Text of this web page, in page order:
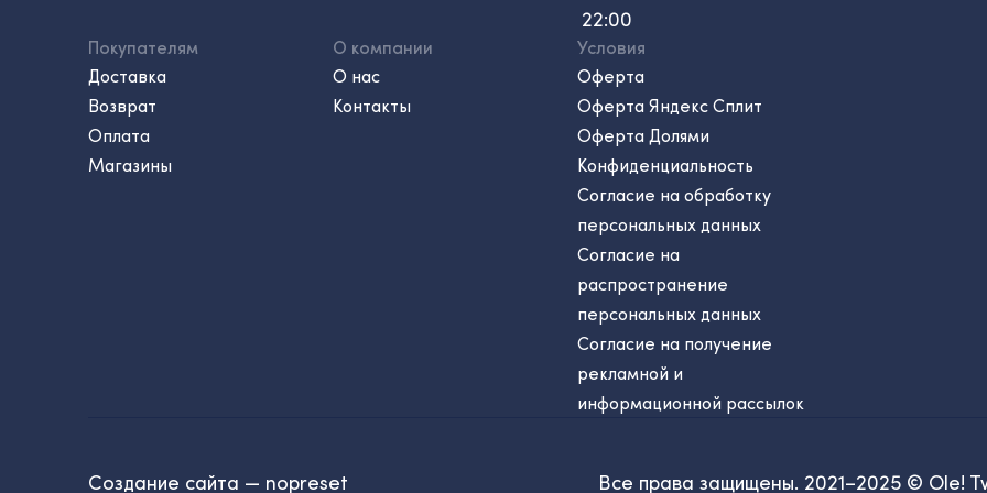
22:00
Покупателям
Доставка
Возврат
Оплата
Магазины
О компании
О нас
Контакты
Условия
Оферта
Оферта Яндекс Сплит
Оферта Долями
Конфиденциальность
Согласие на обработку
персональных данных
Согласие на
распространение
персональных данных
Согласие на получение
рекламной и
информационной рассылок
Создание сайта — nopreset Все права защищены. 2021–2025 © Ole!